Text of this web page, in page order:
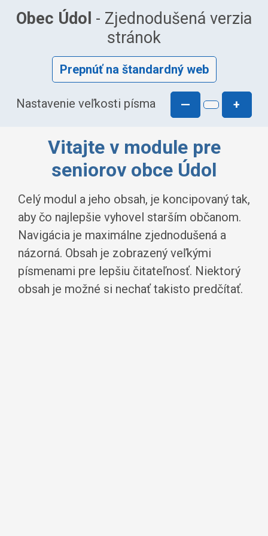
Obec Údol - Zjednodušená verzia
stránok
Prepnúť na štandardný web
Nastavenie veľkosti písma — +
Vitajte v module pre
seniorov obce Údol
Celý modul a jeho obsah, je koncipovaný tak,
aby čo najlepšie vyhovel starším občanom.
Navigácia je maximálne zjednodušená a
názorná. Obsah je zobrazený veľkými
písmenami pre lepšiu čitateľnosť. Niektorý
obsah je možné si nechať takisto predčítať.